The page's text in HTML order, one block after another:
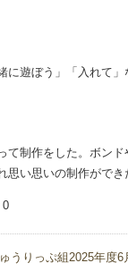
に遊ぼう」「入れて
て制作をした。ボン
思い思いの制作ができ
0
うりっぷ組2025年度6